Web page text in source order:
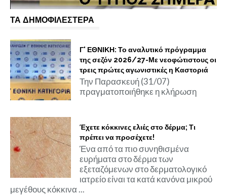
ΤΑ ΔΗΜΟΦΙΛΕΣΤΕΡΑ
Γ' ΕΘΝΙΚΗ: Το αναλυτικό πρόγραμμα
της σεζόν 2026/27-Με νεοφώτιστους οι
τρεις πρώτες αγωνιστικές η Καστοριά
Την Παρασκευή (31/07)
πραγματοποιήθηκε η κλήρωση
Έχετε κόκκινες ελιές στο δέρμα; Τι
πρέπει να προσέχετε!
Ένα από τα πιο συνηθισμένα
ευρήματα στο δέρμα των
εξεταζόμενων στο δερματολογικό
ιατρείο είναι τα κατά κανόνα μικρού
μεγέθους κόκκινα ...